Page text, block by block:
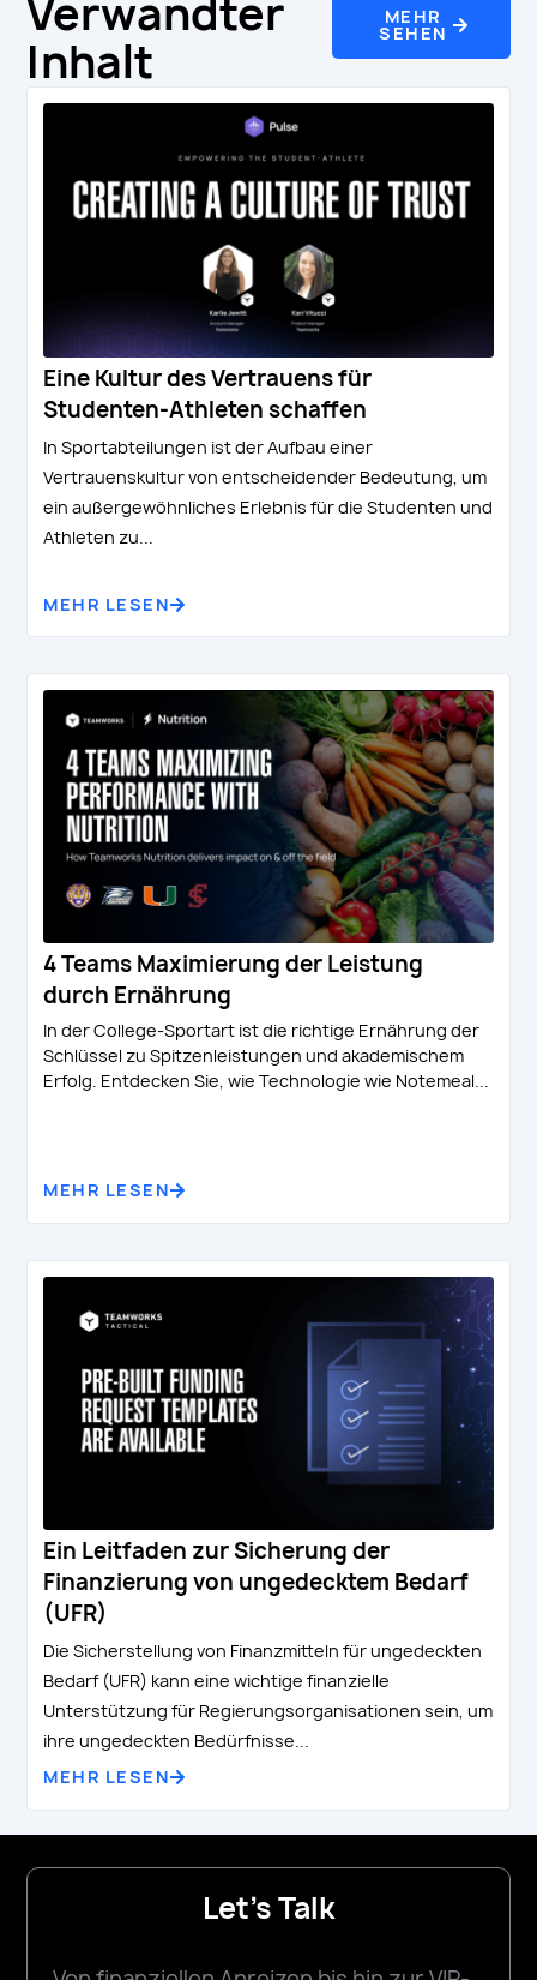
Verwandter
Inhalt
MEHR
SEHEN
Eine Kultur des Vertrauens für
Studenten-Athleten schaffen
In Sportabteilungen ist der Aufbau einer
Vertrauenskultur von entscheidender Bedeutung, um
ein außergewöhnliches Erlebnis für die Studenten und
Athleten zu...
MEHR LESEN
4 Teams Maximierung der Leistung
durch Ernährung
In der College-Sportart ist die richtige Ernährung der
Schlüssel zu Spitzenleistungen und akademischem
Erfolg. Entdecken Sie, wie Technologie wie Notemeal...
MEHR LESEN
Ein Leitfaden zur Sicherung der
Finanzierung von ungedecktem Bedarf
(UFR)
Die Sicherstellung von Finanzmitteln für ungedeckten
Bedarf (UFR) kann eine wichtige finanzielle
Unterstützung für Regierungsorganisationen sein, um
ihre ungedeckten Bedürfnisse...
MEHR LESEN
Let's Talk